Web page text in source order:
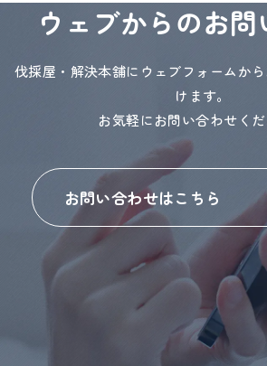
ウェブからのお
伐採屋・解決本舗にウェブフォームか
けます。
お気軽にお問い合わせくだ
お問い合わせはこちら